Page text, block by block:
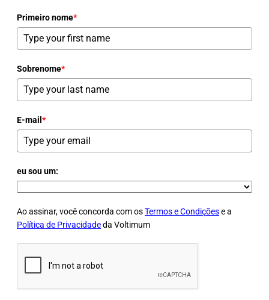
Primeiro nome*
Sobrenome*
E-mail *
eu sou um:
Ao assinar, você concorda com osTermos e Condiçõese a
Política de Privacidadeda Voltimum